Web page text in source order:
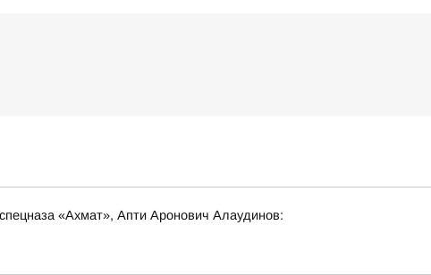
«Ахмат», Апти Аронович Алаудинов: